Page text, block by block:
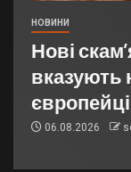
НОВИНИ
Нові
вказують
06.08.2026